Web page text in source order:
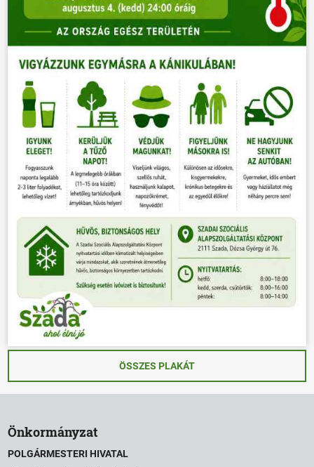
ÖSSZES PLAKÁT
Önkormányzat
POLGÁRMESTERI HIVATAL